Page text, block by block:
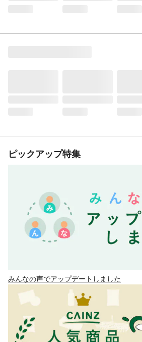
ピックアップ特集
みんなの声でアップデートしました